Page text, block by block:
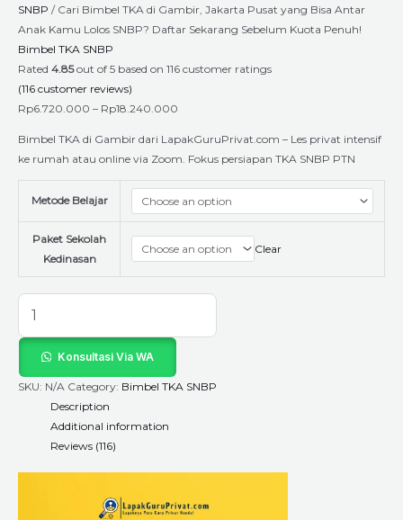
SNBP / Cari Bimbel TKA di Gambir, Jakarta Pusat yang Bisa Antar
Anak Kamu Lolos SNBP? Daftar Sekarang Sebelum Kuota Penuh!
Bimbel TKA SNBP
Rated 4.85out of 5 based on 116 customer ratings
(116 customer reviews)
Rp6.720.000 – Rp18.240.000
Bimbel TKA di Gambir dari LapakGuruPrivat.com – Les privat intensif
ke rumah atau online via Zoom. Fokus persiapan TKA SNBP PTN
Metode Belajar
Paket Sekolah
Kedinasan
Clear
Konsultasi Via WA
SKU: N/A Category: Bimbel TKA SNBP
Description
Additional information
Reviews (116)